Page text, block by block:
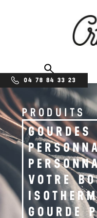
04 78 84 33 23
PRODUITS
GOURDES
VOTRE
GOURDE